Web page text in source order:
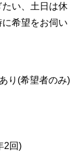
い、土日は休
希望をお伺い
り(希望者のみ)
2回)